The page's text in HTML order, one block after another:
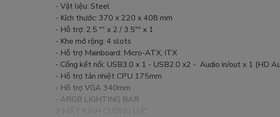
- Vật liệu: Steel
- Kích thước: 370 x 220 x 408 mm
- Hỗ trợ: 2.5 "" x 2 / 3.5"" x 1
- Khe mở rộng: 4 slots
- Hỗ trợ Mainboard: Micro-ATX, ITX
- Cổng kết nối: USB3.0 x 1 - USB2.0 x2 - Audio in/out x 1 (HD
- Hỗ trợ tản nhiệt CPU 175mm
- Hỗ trợ VGA 340mm
- ARGB LIGHTING BAR
2 MẶT KÍNH CƯỜNG LỰC